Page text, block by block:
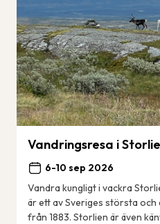
Vandringsresa i
6-10 sep 2026
Vandra kungligt i vackra
är ett av Sveriges största
från 1883. Storlien är även